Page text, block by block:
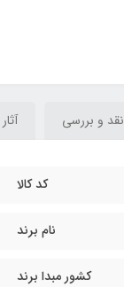
نقد و بررسی
کد کالا
نام برند
کشور مبدا برند